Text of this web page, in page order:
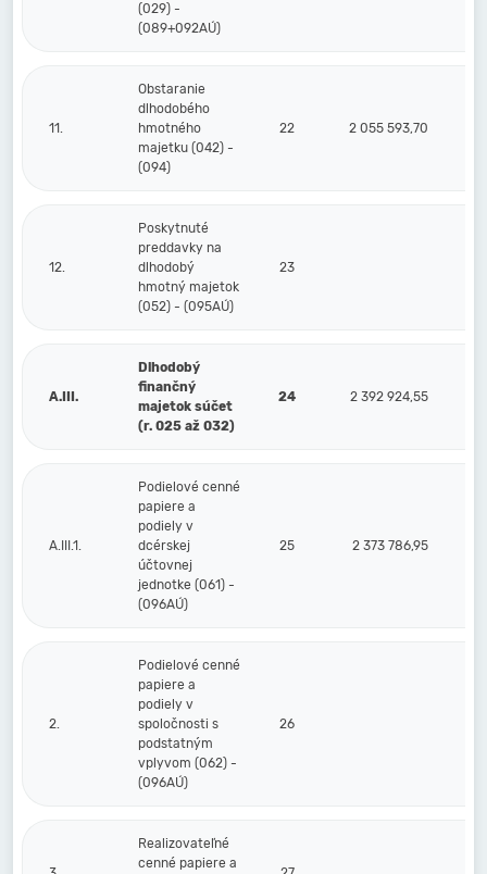
(029) -
(089+092AÚ)
11.
Obstaranie
dlhodobého
hmotného
majetku (042) -
(094)
22 2 055 593,70
12.
Poskytnuté
preddavky na
dlhodobý
hmotný majetok
(052) - (095AÚ)
23
A.III.
Dlhodobý
finančný
majetok súčet
(r. 025 až 032)
24 2 392 924,55
A.III.1.
Podielové cenné
papiere a
podiely v
dcérskej
účtovnej
jednotke (061) -
(096AÚ)
25 2 373 786,95
2.
Podielové cenné
papiere a
podiely v
spoločnosti s
podstatným
vplyvom (062) -
(096AÚ)
26
Realizovateľné
cenné papiere a